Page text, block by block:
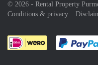
© 2026 - Rental Property
Conditions & privacy